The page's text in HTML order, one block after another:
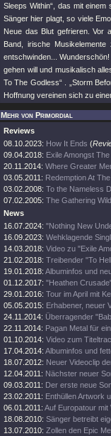
Sleeps Within“, das mit
Sänger hier plagt, so viele
Neue das Blut gefrieren. Vor
Band, irische
entschwinden...
gehen will und musikalisch
To The Godless“ . „Storm
Hoffnung vereinen sich zu
Mehr von Primordial
Reviews
08.10.2023: How It Ends (
09.04.2018: Exile Amongst
20.11.2014: Where Greater
03.05.2011: Redemption At
03.02.2008: To the Nameless
07.02.2005: The Gathering
News
16.07.2024: "Nothing New
16.09.2023: Wehklagende
14.03.2018: Video zu "Exile
21.02.2018: Treibender "To
19.01.2018: Albuminfos und
01.12.2017: "Heathen
29.01.2016: Tour im April mit
05.05.2015: Erhabener, neuer
24.11.2014: Überragender
22.11.2014: Pagan Metal für
01.10.2014: Video zum
17.04.2014: Albuminfos und
18.07.2012: Neuer Videoclip
12.04.2011: Nächster neuer
09.03.2011: Der erste neue
23.02.2011: Enthüllen Artwork
06.01.2011: Auf Europatour mit
18.08.2010: Sänger betreibt
13.07.2010: Zollen den Epic